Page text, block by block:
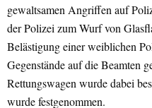
gewaltsamen Angriffen auf
der Polizei zum Wurf von
Belästigung einer weiblichen
Gegenstände auf die Beamten
Rettungswagen wurde dabei
wurde festgenommen.